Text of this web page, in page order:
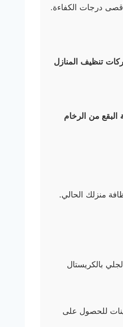
درجات الكفاءة.
تنظيف المنازل
البقع من الرخام
منزلك الحالي.
بالكريستال
للحصول على